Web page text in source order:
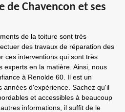
de Chavencon et ses
de la toiture sont très
des travaux de réparation des
ces interventions qui sont très
experts en la matière. Ainsi, nous
à Renolde 60. Il est un
années d'expérience. Sachez qu'il
et accessibles à beaucoup
informations, il suffit de le